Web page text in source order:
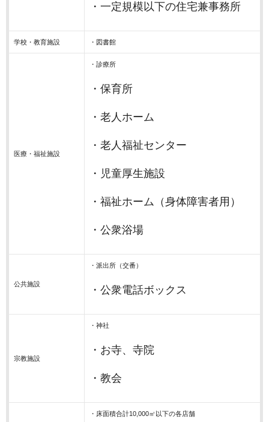
・一定規模以下の住宅兼事務所
学校・教育施設 ・図書館
医療・福祉施設
・診療所
・保育所
・老人ホーム
・老人福祉センター
・児童厚生施設
・福祉ホーム（身体障害者用）
・公衆浴場
公共施設
・派出所（交番）
・公衆電話ボックス
宗教施設
・神社
・お寺、寺院
・教会
・床面積合計10,000㎡以下の各店舗